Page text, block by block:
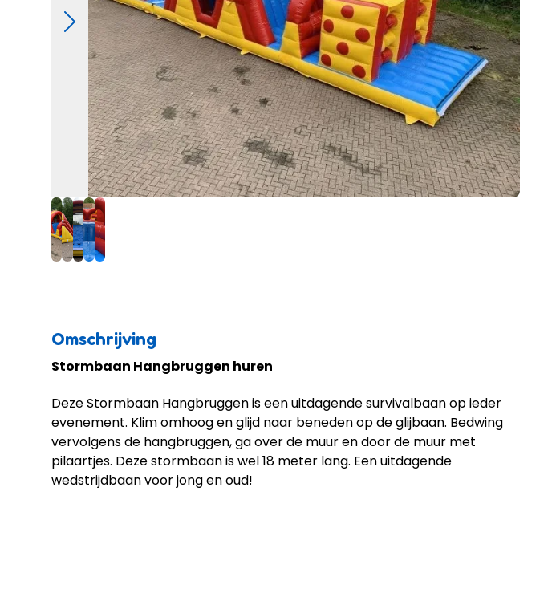
Omschrijving
Stormbaan Hangbruggen huren
Deze Stormbaan Hangbruggen is een uitdagende survivalbaan op ieder
evenement. Klim omhoog en glijd naar beneden op de glijbaan. Bedwing
vervolgens de hangbruggen, ga over de muur en door de muur met
pilaartjes. Deze stormbaan is wel 18 meter lang. Een uitdagende
wedstrijdbaan voor jong en oud!